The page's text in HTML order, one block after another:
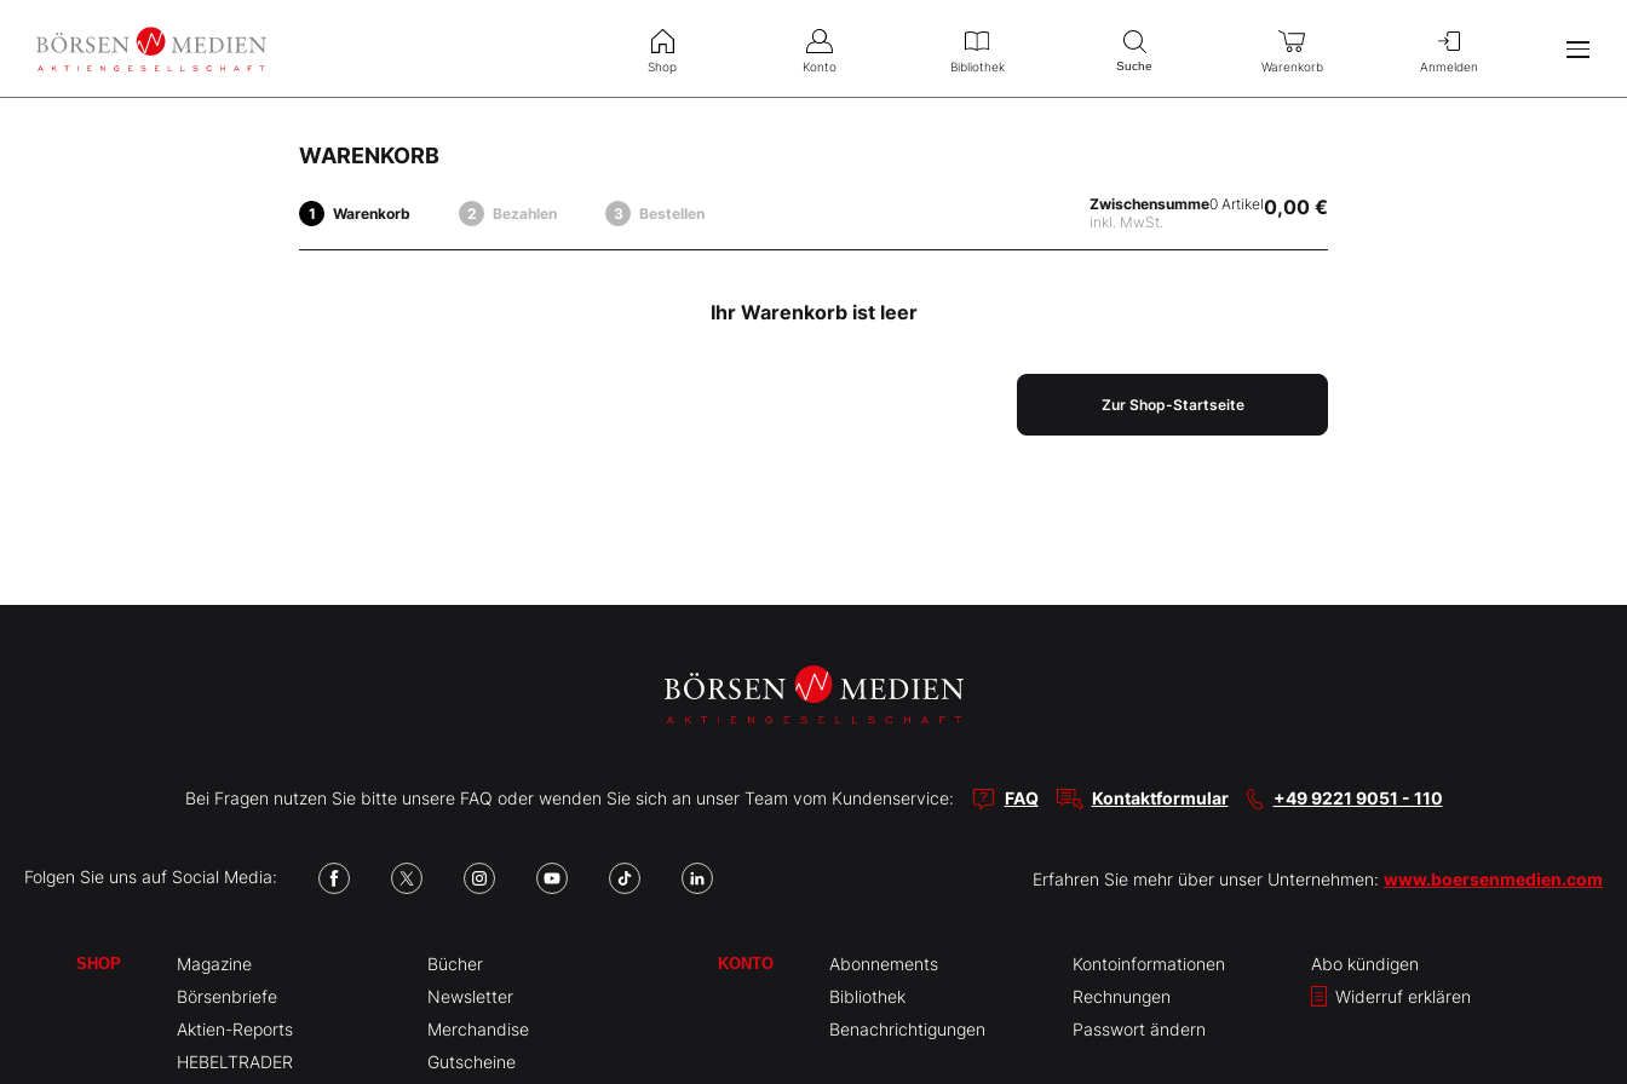
Shop Konto Bibliothek Suche Warenkorb Anmelden
WARENKORB
Warenkorb Bezahlen Bestellen
Zwischensumme
inkl. MwSt.
0 Artikel0,00 €
Ihr Warenkorb ist leer
Zur Shop-Startseite
Bei Fragen nutzen Sie bitte unsere FAQ oder wenden Sie sich an unser Team vom Kundenservice: FAQ Kontaktformular +49 9221 9051 - 110
Folgen Sie uns auf Social Media: Erfahren Sie mehr über unser Unternehmen: www.boersenmedien.com
SHOP
Magazine
Börsenbriefe
Aktien-Reports
HEBELTRADER
Bücher
Newsletter
Merchandise
Gutscheine
KONTO
Abonnements
Bibliothek
Benachrichtigungen
Kontoinformationen
Rechnungen
Passwort ändern
Abo kündigen
Widerruf erklären